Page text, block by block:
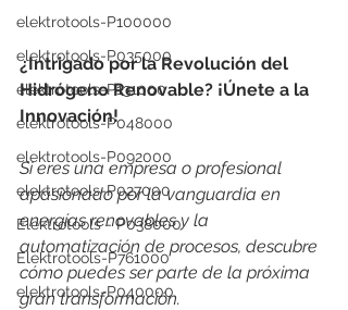
elektrotools-P100000
elektrotools-P035000
elektrotools-P131000
elektrotools-P048000
elektrotools-P092000
elektrotools-P027000
Elektrotools - P038000
Elektrotools-P761000
elektrotools-P040000
¿Intrigado por la Revolución del
Hidrógeno Renovable? ¡Únete a la
Innovación!
Si eres una empresa o profesional
apasionado por la vanguardia en
energías renovables y la
automatización de procesos, descubre
cómo puedes ser parte de la próxima
gran transformación.